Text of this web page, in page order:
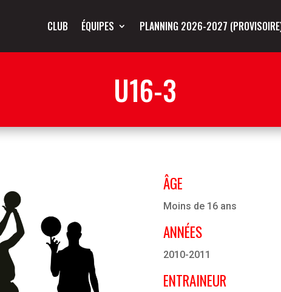
CLUB ÉQUIPES PLANNING 2026-2027
U16-3
ÂGE
Moins de 16 ans
ANNÉES
2010-2011
ENTRAINEUR